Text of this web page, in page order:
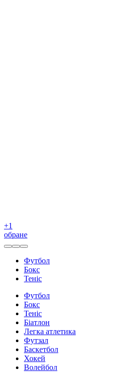
+1
обране
Футбол
Бокс
Теніс
Футбол
Бокс
Теніс
Біатлон
Легка атлетика
Футзал
Баскетбол
Хокей
Волейбол